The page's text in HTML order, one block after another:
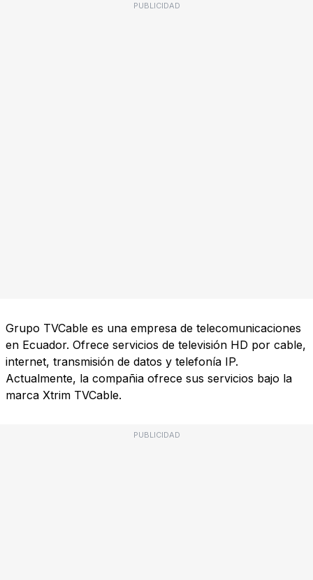
PUBLICIDAD
Grupo TVCable es una empresa de telecomunicaciones
en Ecuador. Ofrece servicios de televisión HD por cable,
internet, transmisión de datos y telefonía IP.
Actualmente, la compañia ofrece sus servicios bajo la
marca Xtrim TVCable.
PUBLICIDAD